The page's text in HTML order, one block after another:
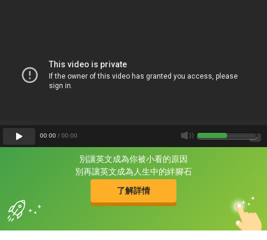
別讓英文成為你被小看的原因
別再讓英文成為人生中的絆腳石
了解詳情
片尾有
攻其不背
的品牌故事
00:00 / 00:00